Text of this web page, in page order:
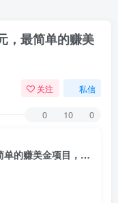
，最简单的赚美
关注 私信
0 10 0
只需要上传视频，每分钟赚4美元，最简单的赚美金项目，轻松赚取个600美元